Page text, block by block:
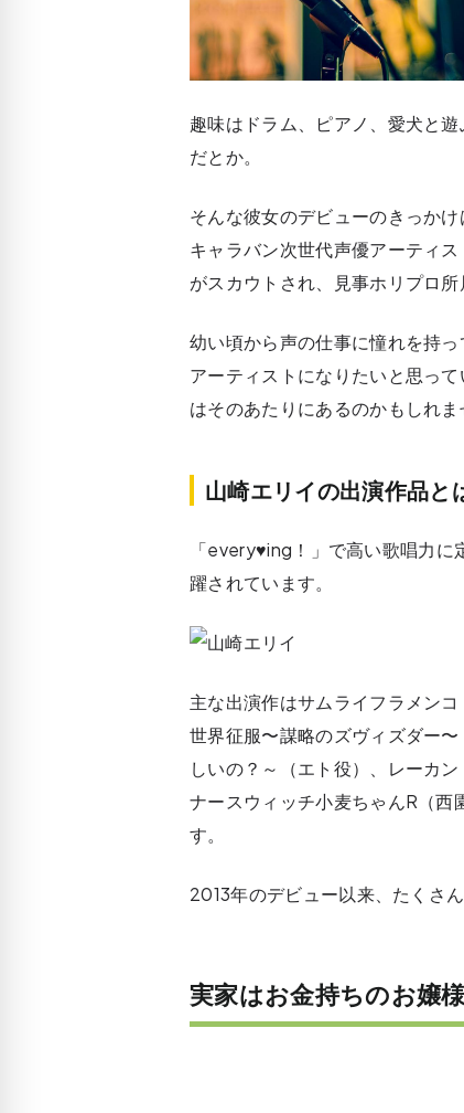
趣味はドラム、ピアノ、愛犬と
だとか。
そんな彼女のデビューのきっか
キャラバン次世代声優アーティ
がスカウトされ、見事ホリプロ所
幼い頃から声の仕事に憧れを持
アーティストになりたいと思っ
はそのあたりにあるのかもしれま
山崎エリイの出演作品と
「every♥ing！」で高い歌唱力
躍されています。
主な出演作はサムライフラメン
世界征服〜謀略のズヴィズダー
しいの？～（エト役）、レーカ
ナースウィッチ小麦ちゃんR（
す。
2013年のデビュー以来、たくさ
実家はお金持ちのお嬢